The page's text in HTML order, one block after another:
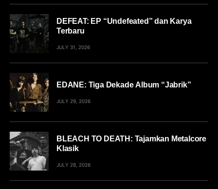
DEFEAT: EP “Undefeated” dan Karya
Terbaru
JULY 31, 2026
EDANE: Tiga Dekade Album “Jabrik”
JULY 29, 2026
BLEACH TO DEATH: Tajamkan Metalcore
Klasik
JULY 28, 2026